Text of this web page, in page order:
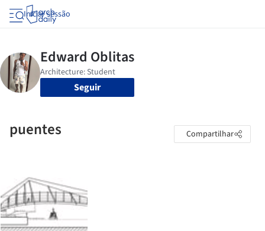
Iniciar sessão
Seguir
puentes Compartilhar